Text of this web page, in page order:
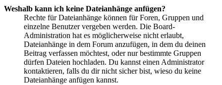
Weshalb kann ich keine Dateianhänge anfügen?
Rechte für Dateianhänge können für Foren, Gruppen und
einzelne Benutzer vergeben werden. Die Board-
Administration hat es möglicherweise nicht erlaubt,
Dateianhänge in dem Forum anzufügen, in dem du deinen
Beitrag verfassen möchtest, oder nur bestimmte Gruppen
dürfen Dateien hochladen. Du kannst einen Administrator
kontaktieren, falls du dir nicht sicher bist, wieso du keine
Dateianhänge anfügen kannst.